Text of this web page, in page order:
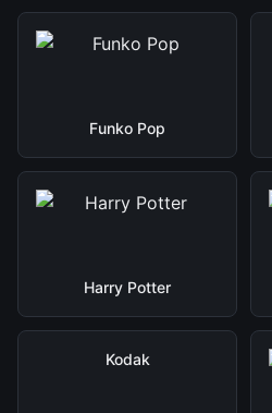
Funko Pop
Harry Potter
Kodak